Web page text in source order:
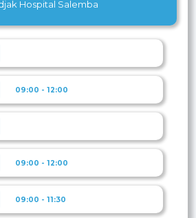
Hospital Salemba
09:00 - 12:00
09:00 - 12:00
09:00 - 11:30